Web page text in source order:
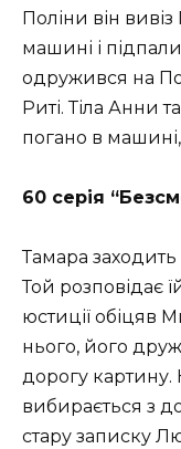
Поліни він
машині і
одружився на
Риті. Тіла Анни
погано в
60 серія
Тамара
Той розповідає
юстиції обіцяв
нього, його
дорогу картину.
вибирається з
стару записку